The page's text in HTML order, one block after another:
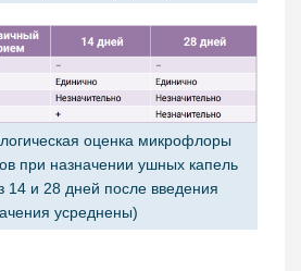
оценка микрофлоры
при назначении ушных капель
14 и 28 дней после введения
усреднены)